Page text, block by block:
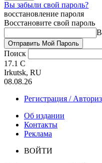
Вы забыли свой пароль?
восстановление пароля
Восстановите свой пароль
Поиск
17.1 C
Irkutsk, RU
08.08.26
Регистрация /
Об издании
Контакты
Реклама
ВОЙТИ